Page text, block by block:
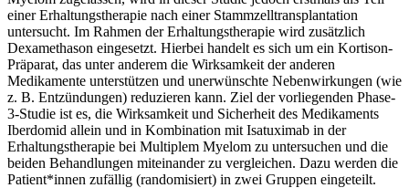
einer Erhaltungstherapie nach einer Stammzelltransplantation
untersucht. Im Rahmen der Erhaltungstherapie wird zusätzlich
Dexamethason eingesetzt. Hierbei handelt es sich um ein Kortison-
Präparat, das unter anderem die Wirksamkeit der anderen
Medikamente unterstützen und unerwünschte Nebenwirkungen (wie
z. B. Entzündungen) reduzieren kann. Ziel der vorliegenden Phase-
3-Studie ist es, die Wirksamkeit und Sicherheit des Medikaments
Iberdomid allein und in Kombination mit Isatuximab in der
Erhaltungstherapie bei Multiplem Myelom zu untersuchen und die
beiden Behandlungen miteinander zu vergleichen. Dazu werden die
Patient*innen zufällig (randomisiert) in zwei Gruppen eingeteilt.